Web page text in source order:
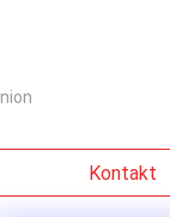
Kontakt